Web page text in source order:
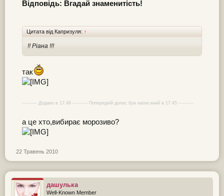
Відповідь: Вгадай знаменитість!
Цитата від Капризуля: ↑
!! Ріана !!!
так
---------- Додано в 17:48 ---------- Попередній допис був написаний в 17:45 ----------
а це хто,вибирає морозиво?
22 Травень 2010
дашулька
Well-Known Member